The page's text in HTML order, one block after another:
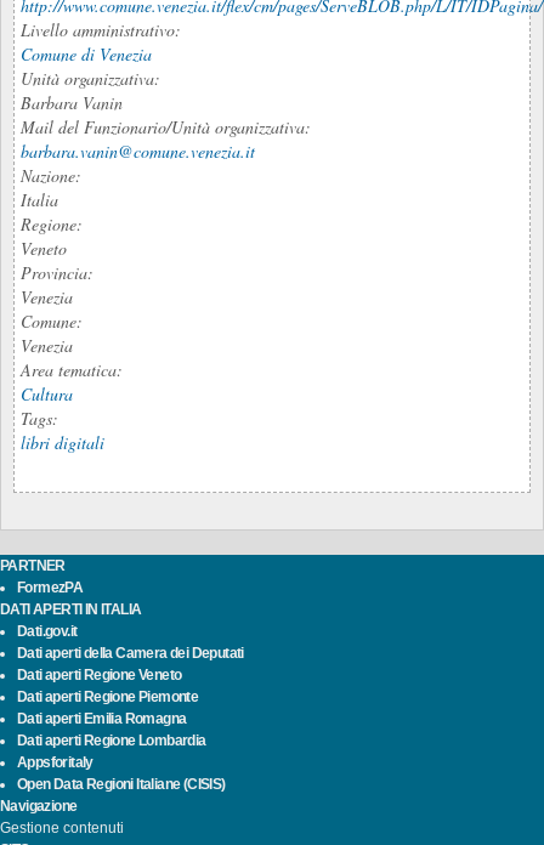
http://www.comune.venezia.it/flex/cm/pages/ServeBLOB.php/L/IT/
Livello amministrativo:
Comune di Venezia
Unità organizzativa:
Barbara Vanin
Mail del Funzionario/Unità organizzativa:
barbara.vanin@comune.venezia.it
Nazione:
Italia
Regione:
Veneto
Provincia:
Venezia
Comune:
Venezia
Area tematica:
Cultura
Tags:
libri digitali
PARTNER
FormezPA
DATI APERTI IN ITALIA
Dati.gov.it
Dati aperti della Camera dei Deputati
Dati aperti Regione Veneto
Dati aperti Regione Piemonte
Dati aperti Emilia Romagna
Dati aperti Regione Lombardia
Appsforitaly
Open Data Regioni Italiane (CISIS)
Navigazione
Gestione contenuti